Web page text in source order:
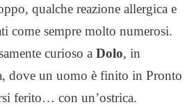
qualche reazione allergica e
come sempre molto numerosi.
curioso a Dolo, in
dove un uomo è finito in Pronto
ferito… con un’ostrica.